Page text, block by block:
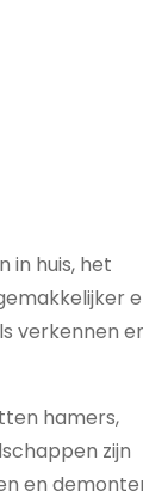
in huis, het
verkennen
hamers,
zijn
en